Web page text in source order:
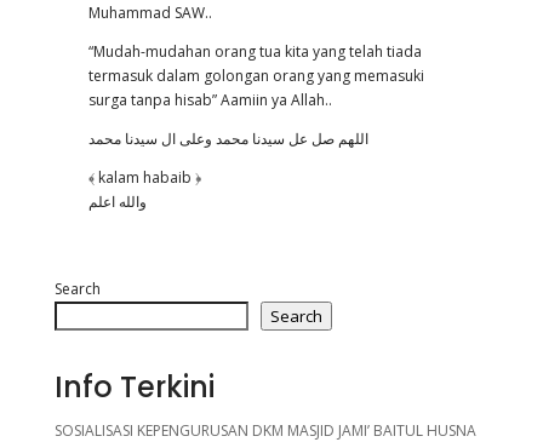
Muhammad SAW..
“Mudah-mudahan orang tua kita yang telah tiada
termasuk dalam golongan orang yang memasuki
surga tanpa hisab” Aamiin ya Allah..
اللهم صل عل سيدنا محمد وعلی ال سيدنا محمد
﴾ kalam habaib ﴿
والله اعلم
Search
Search
Info Terkini
SOSIALISASI KEPENGURUSAN DKM MASJID JAMI’ BAITUL HUSNA